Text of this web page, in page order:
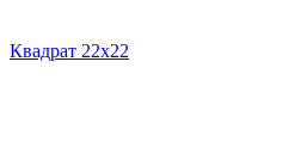
Квадрат 22х22